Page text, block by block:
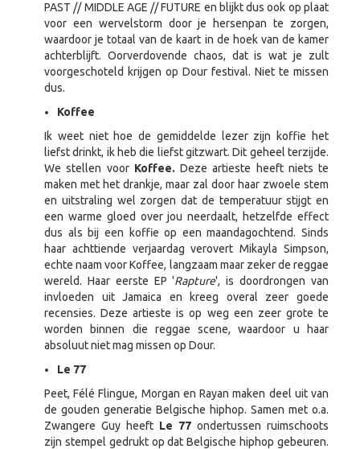
PAST // MIDDLE AGE // FUTURE en blijkt dus ook op plaat
voor een wervelstorm door je hersenpan te zorgen,
waardoor je totaal van de kaart in de hoek van de kamer
achterblijft. Oorverdovende chaos, dat is wat je zult
voorgeschoteld krijgen op Dour festival. Niet te missen
dus.
Koffee
Ik weet niet hoe de gemiddelde lezer zijn koffie het
liefst drinkt, ik heb die liefst gitzwart. Dit geheel terzijde.
We stellen voor Koffee. Deze artieste heeft niets te
maken met het drankje, maar zal door haar zwoele stem
en uitstraling wel zorgen dat de temperatuur stijgt en
een warme gloed over jou neerdaalt, hetzelfde effect
dus als bij een koffie op een maandagochtend. Sinds
haar achttiende verjaardag verovert Mikayla Simpson,
echte naam voor Koffee, langzaam maar zeker de reggae
wereld. Haar eerste EP 'Rapture', is doordrongen van
invloeden uit Jamaica en kreeg overal zeer goede
recensies. Deze artieste is op weg een zeer grote te
worden binnen die reggae scene, waardoor u haar
absoluut niet mag missen op Dour.
Le 77
Peet, Félé Flingue, Morgan en Rayan maken deel uit van
de gouden generatie Belgische hiphop. Samen met o.a.
Zwangere Guy heeft Le 77 ondertussen ruimschoots
zijn stempel gedrukt op dat Belgische hiphop gebeuren.